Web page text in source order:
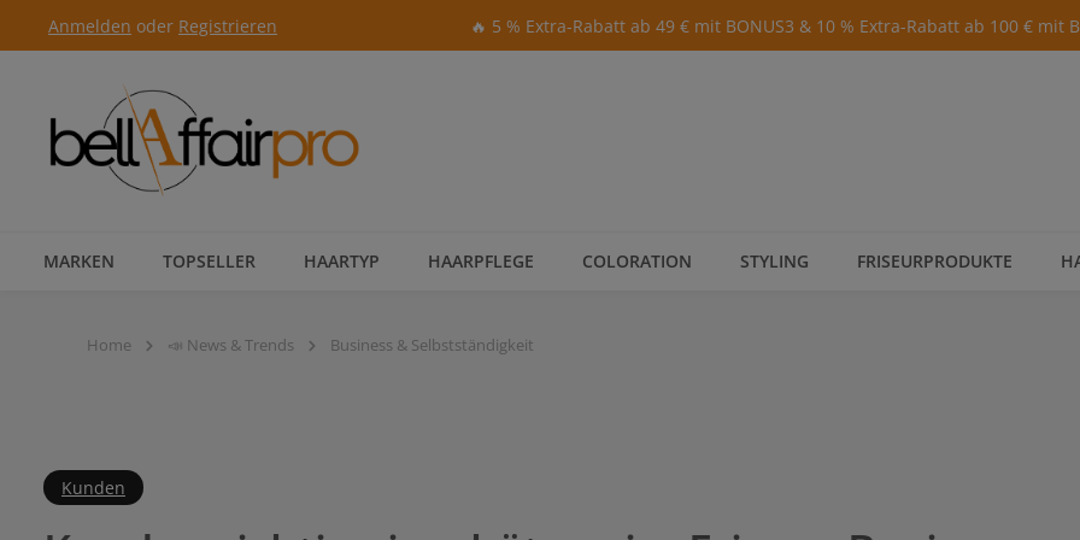
Hauptnavigation springen
Anmelden oder Registrieren 🔥 5 % Extra-Rabatt ab 49 € mit BONUS3 & 10 % Extra-Rabatt ab 100 € mit
MARKEN TOPSELLER HAARTYP HAARPFLEGE COLORATION STYLING FRISEURPRODUKTE
Home 📣 News & Trends Business & Selbstständigkeit
Kunden